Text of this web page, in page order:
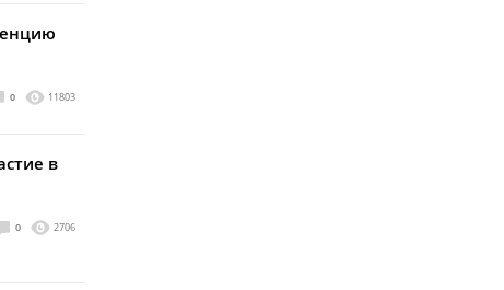
0 11803
в
0 2706